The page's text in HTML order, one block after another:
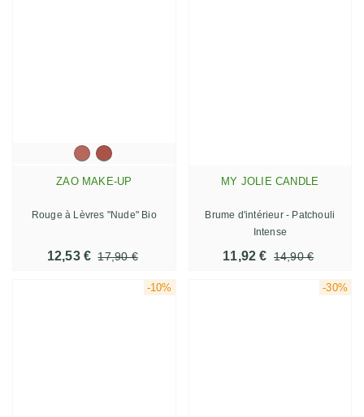
ZAO MAKE-UP
Rouge à Lèvres "Nude" Bio
12,53 € 17,90 €
MY JOLIE CANDLE
Brume d'intérieur - Patchouli
Intense
11,92 € 14,90 €
-10% -30%